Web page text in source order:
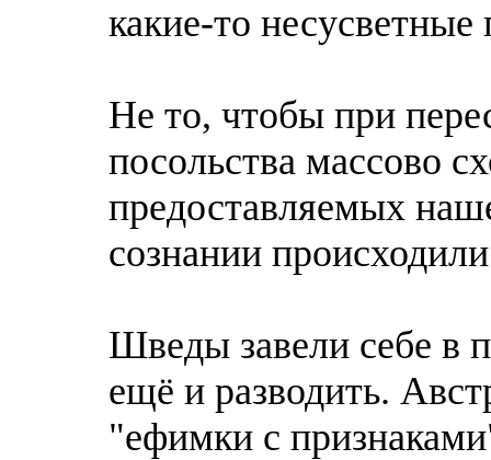
какие-то
Не то, чтобы при
посольства массово
предоставляемых
сознании
Шведы завели себе в
ещё и разводить.
"ефимки с